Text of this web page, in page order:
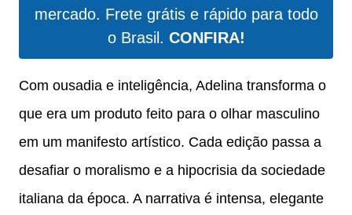
mercado. Frete grátis e rápido para todo
o Brasil. CONFIRA!
Com ousadia e inteligência, Adelina transforma o
que era um produto feito para o olhar masculino
em um manifesto artístico. Cada edição passa a
desafiar o moralismo e a hipocrisia da sociedade
italiana da época. A narrativa é intensa, elegante